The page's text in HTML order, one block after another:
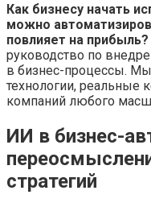
Как бизнесу начать
можно
повлияет на прибыль?
руководство по
в бизнес-процессы.
технологии, реальные
компаний любого
ИИ в бизнес-
стратегий